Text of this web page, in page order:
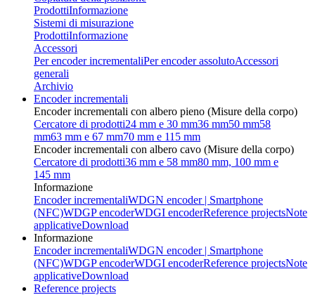
ProdottiInformazione
Sistemi di misurazione
ProdottiInformazione
Accessori
Per encoder incrementaliPer encoder assolutoAccessori
generali
Archivio
Encoder incrementali
Encoder incrementali con albero pieno (Misure della corpo)
Cercatore di prodotti24 mm e 30 mm36 mm50 mm58
mm63 mm e 67 mm70 mm e 115 mm
Encoder incrementali con albero cavo (Misure della corpo)
Cercatore di prodotti36 mm e 58 mm80 mm, 100 mm e
145 mm
Informazione
Encoder incrementaliWDGN encoder | Smartphone
(NFC)WDGP encoderWDGI encoderReference projectsNote
applicativeDownload
Informazione
Encoder incrementaliWDGN encoder | Smartphone
(NFC)WDGP encoderWDGI encoderReference projectsNote
applicativeDownload
Reference projects